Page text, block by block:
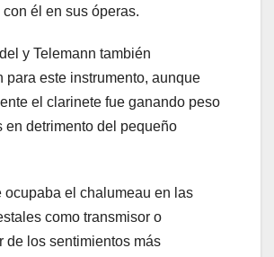
él en sus óperas.
y Telemann también
para este instrumento, aunque
el clarinete fue ganando peso
en detrimento del pequeño
ocupaba el chalumeau en las
como transmisor o
de los sentimientos más